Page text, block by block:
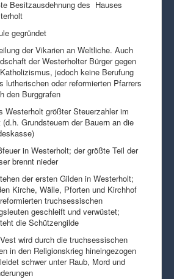
Besitzausdehnung des Hauses
gegründet
der Vikarien an Weltliche. Auch
der Westerholter Bürger gegen
jedoch keine Berufung
lutherischen oder reformierten Pfarrers
den Burggrafen
Westerholt größter Steuerzahler im
(d.h. Grundsteuern der Bauern an die
in Westerholt; der größte Teil der
brennt nieder
der ersten Gilden in Westerholt;
Kirche, Wälle, Pforten und Kirchhof
truchsessischen
geschleift und verwüstet;
die Schützengilde
wird durch die truchsessischen
in den Religionskrieg hineingezogen
schwer unter Raub, Mord und